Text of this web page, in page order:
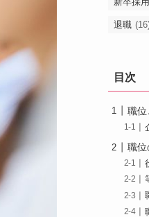
退職
目次
職位
職位